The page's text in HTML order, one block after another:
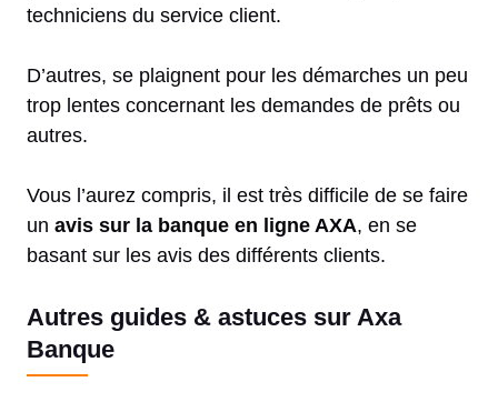
techniciens du service client.
D’autres, se plaignent pour les démarches un peu
trop lentes concernant les demandes de prêts ou
autres.
Vous l’aurez compris, il est très difficile de se faire
un avis sur la banque en ligne AXA, en se
basant sur les avis des différents clients.
Autres guides & astuces sur Axa
Banque